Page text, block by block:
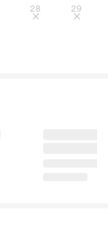
28 29